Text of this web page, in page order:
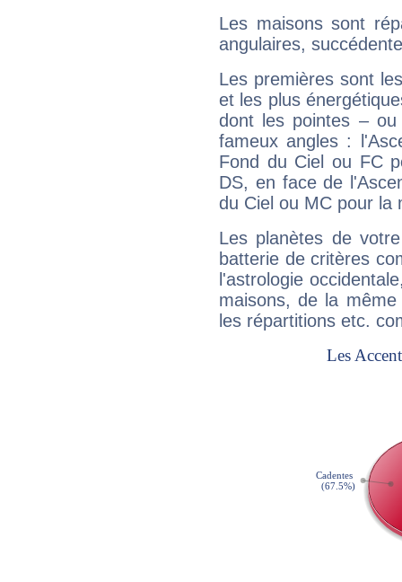
Les maisons sont
angulaires,
Les premières sont
et les plus
dont les pointes –
fameux angles :
Fond du Ciel ou FC
DS, en face de
du Ciel ou MC pour la
Les planètes de
batterie de critères
l'astrologie
maisons, de la
les répartitions etc.